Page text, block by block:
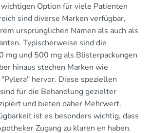
Option für viele Patienten
sind diverse Marken verfügbar,
ursprünglichen Namen als auch als
Typischerweise sind die
mg und 500 mg als Blisterpackungen
hinaus stechen Marken wie
hervor. Diese speziellen
für die Behandlung gezielter
und bieten daher Mehrwert.
ist es besonders wichtig, dass
Zugang zu klaren en haben.